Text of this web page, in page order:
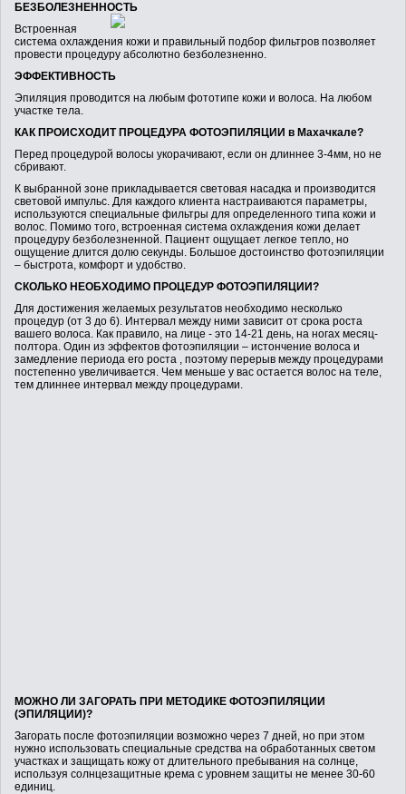
БЕЗБОЛЕЗНЕННОСТЬ
Встроенная
система охлаждения кожи и правильный подбор фильтров позволяет
провести процедуру абсолютно безболезненно.
ЭФФЕКТИВНОСТЬ
Эпиляция проводится на любым фототипе кожи и волоса. На любом
участке тела.
КАК ПРОИСХОДИТ ПРОЦЕДУРА ФОТОЭПИЛЯЦИИ в Махачкале?
Перед процедурой волосы укорачивают, если он длиннее 3-4мм, но не
сбривают.
К выбранной зоне прикладывается световая насадка и производится
световой импульс. Для каждого клиента настраиваются параметры,
используются специальные фильтры для определенного типа кожи и
волос. Помимо того, встроенная система охлаждения кожи делает
процедуру безболезненной. Пациент ощущает легкое тепло, но
ощущение длится долю секунды. Большое достоинство фотоэпиляции
– быстрота, комфорт и удобство.
СКОЛЬКО НЕОБХОДИМО ПРОЦЕДУР ФОТОЭПИЛЯЦИИ?
Для достижения желаемых результатов необходимо несколько
процедур (от 3 до 6). Интервал между ними зависит от срока роста
вашего волоса. Как правило, на лице - это 14-21 день, на ногах месяц-
полтора. Один из эффектов фотоэпиляции – истончение волоса и
замедление периода его роста , поэтому перерыв между процедурами
постепенно увеличивается. Чем меньше у вас остается волос на теле,
тем длиннее интервал между процедурами.
МОЖНО ЛИ ЗАГОРАТЬ ПРИ МЕТОДИКЕ ФОТОЭПИЛЯЦИИ
(ЭПИЛЯЦИИ)?
Загорать после фотоэпиляции возможно через 7 дней, но при этом
нужно использовать специальные средства на обработанных светом
участках и защищать кожу от длительного пребывания на солнце,
используя солнцезащитные крема с уровнем защиты не менее 30-60
единиц.